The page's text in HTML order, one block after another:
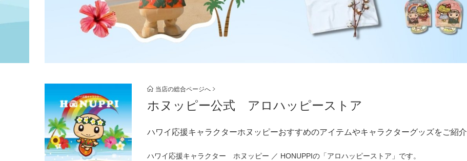
当店の総合ページへ
ホヌッピー公式 アロハッピーストア
ハワイ応援キャラクターホヌッピーおすすめのアイテムやキャラクターグッズをご紹介
ハワイ応援キャラクター ホヌッピー ／ HONUPPIの「アロハッピーストア」です。